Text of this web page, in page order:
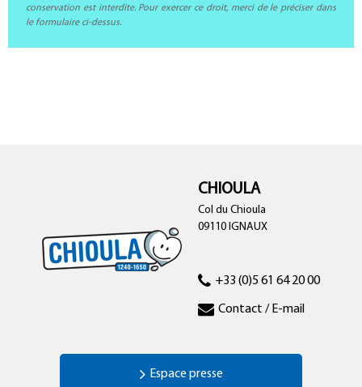
conservation est interdite. Pour exercer ce droit, merci de le préciser dans
le formulaire ci-dessus.
CHIOULA
Col du Chioula
09110 IGNAUX
+33 (0)5 61 64 20 00
Contact / E-mail
Espace presse